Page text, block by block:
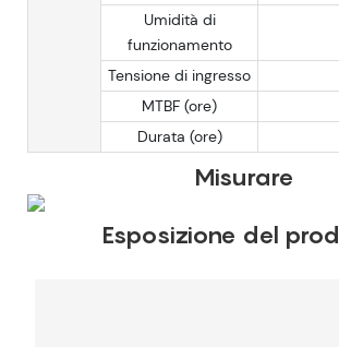
Umidità di
funzionamento
Tensione di ingresso
MTBF (ore)
Durata (ore)
Misurare
Esposizione del